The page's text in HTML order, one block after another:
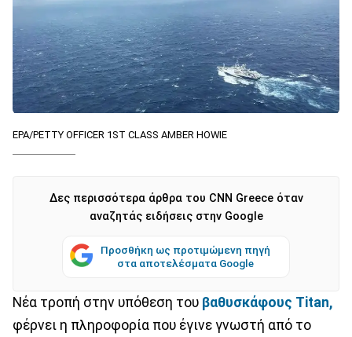
EPA/PETTY OFFICER 1ST CLASS AMBER HOWIE
Δες περισσότερα άρθρα του CNN Greece όταν
αναζητάς ειδήσεις στην Google
Προσθήκη ως προτιμώμενη πηγή
στα αποτελέσματα Google
Νέα τροπή στην υπόθεση του βαθυσκάφους Titan,
φέρνει η πληροφορία που έγινε γνωστή από το